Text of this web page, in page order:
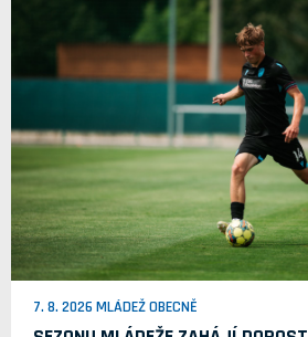
7. 8. 2026 MLÁDEŽ OBECNĚ